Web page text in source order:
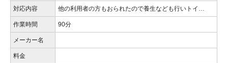
対応内容 他の利用者の方もおられたので養生なども行いトイ…
作業時間 90分
メーカー名
料金